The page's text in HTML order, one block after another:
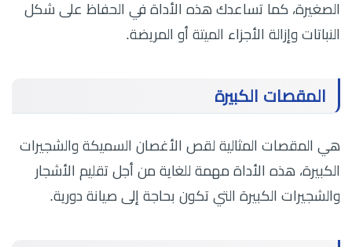
الصغيرة، كما تساعدك هذه الأداة في الحفاظ على شكل
النباتات وإزالة الأجزاء الميتة أو المريضة.
المقصات الكبيرة
هي المقصات المثالية لقص الأغصان السميكة والشجيرات
الكبيرة، هذه الأداة مهمة للغاية من أجل تقليم الأشجار
والشجيرات الكبيرة التي تكون بحاجة إلى صيانة دورية.